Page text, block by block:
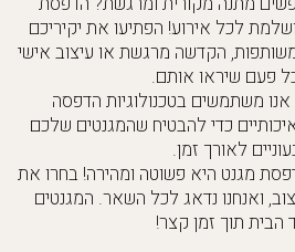
לכל אירוע! הפתיעו את יקיריכם
הקדשה מרגשת או עיצוב אישי
פעם שיראו אותם.
אנו משתמשים בטכנולוגיות הדפסה
כדי להבטיח שהמגנטים שלכם
לאורך זמן.
מגנט היא פשוטה ומהירה! בחרו את
ואנחנו נדאג לכל השאר. המגנטים
הבית תוך זמן קצר!